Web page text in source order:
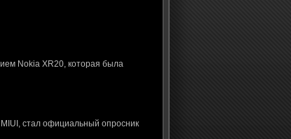
Nokia XR20, которая была
стал официальный опросник